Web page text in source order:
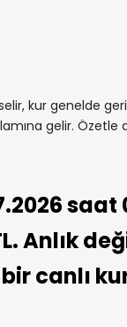
kur genelde
gelir. Özetle
Anlık
canlı